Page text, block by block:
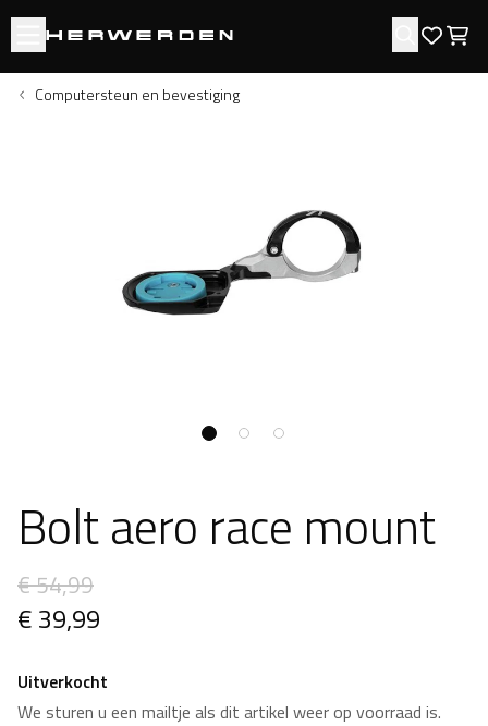
Open menu Zoeken
Computersteun en bevestiging
Bolt aero race mount
€ 54,99
€ 39,99
Uitverkocht
We sturen u een mailtje als dit artikel weer op voorraad is.